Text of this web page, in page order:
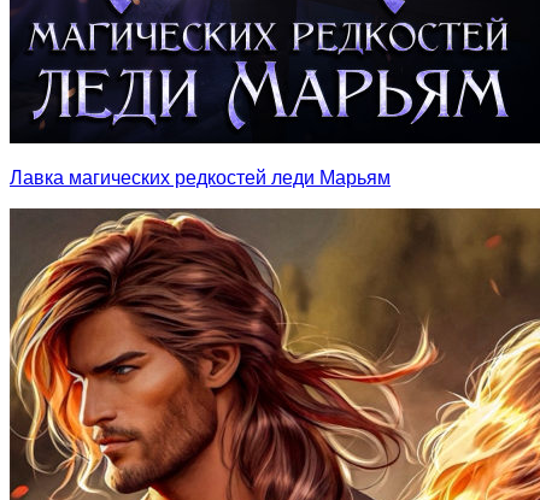
Лавка магических редкостей леди Марьям